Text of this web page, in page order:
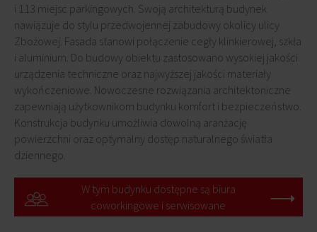
i 113 miejsc parkingowych. Swoją architekturą budynek
nawiązuje do stylu przedwojennej zabudowy okolicy ulicy
Zbożowej. Fasada stanowi połączenie cegły klinkierowej, szkła
i aluminium. Do budowy obiektu zastosowano wysokiej jakości
urządzenia techniczne oraz najwyższej jakości materiały
wykończeniowe. Nowoczesne rozwiązania architektoniczne
zapewniają użytkownikom budynku komfort i bezpieczeństwo.
Konstrukcja budynku umożliwia dowolną aranżację
powierzchni oraz optymalny dostęp naturalnego światła
dziennego.
W tym budynku dostępne są biura
coworkingowe i serwisowane